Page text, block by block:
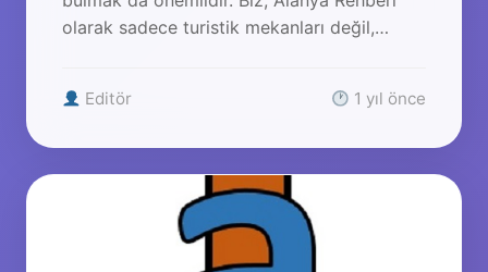
olarak sadece turistik mekanları değil,…
Editör 1 yıl önce